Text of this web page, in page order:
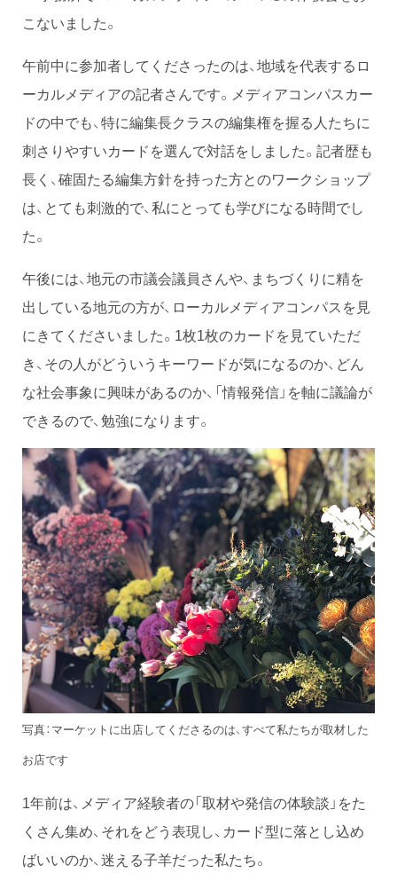
こないました。
午前中に参加者してくださったのは、地域を代表するロ
ーカルメディアの記者さんです。メディアコンパスカー
ドの中でも、特に編集長クラスの編集権を握る人たちに
刺さりやすいカードを選んで対話をしました。記者歴も
長く、確固たる編集方針を持った方とのワークショップ
は、とても刺激的で、私にとっても学びになる時間でし
た。
午後には、地元の市議会議員さんや、まちづくりに精を
出している地元の方が、ローカルメディアコンパスを見
にきてくださいました。1枚1枚のカードを見ていただ
き、その人がどういうキーワードが気になるのか、どん
な社会事象に興味があるのか、「情報発信」を軸に議論が
できるので、勉強になります。
写真：マーケットに出店してくださるのは、すべて私たちが取材した
お店です
1年前は、メディア経験者の「取材や発信の体験談」をた
くさん集め、それをどう表現し、カード型に落とし込め
ばいいのか、迷える子羊だった私たち。